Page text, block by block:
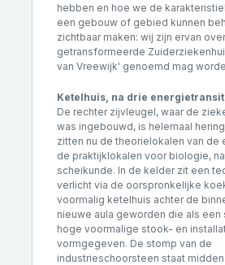
hebben en hoe we de
een gebouw of gebied kunnen
zichtbaar maken: wij zijn ervan
getransformeerde
van Vreewijk' genoemd mag
Ketelhuis, na drie
De rechter zijvleugel, waar de
was ingebouwd, is helemaal
zitten nu de theorielokalen van de
de praktijklokalen voor biologie,
scheikunde. In de kelder zit een
verlicht via de oorspronkelijke
voormalig ketelhuis achter de
nieuwe aula geworden die als een
hoge voormalige stook- en
vormgegeven. De stomp van de
industrieschoorsteen staat